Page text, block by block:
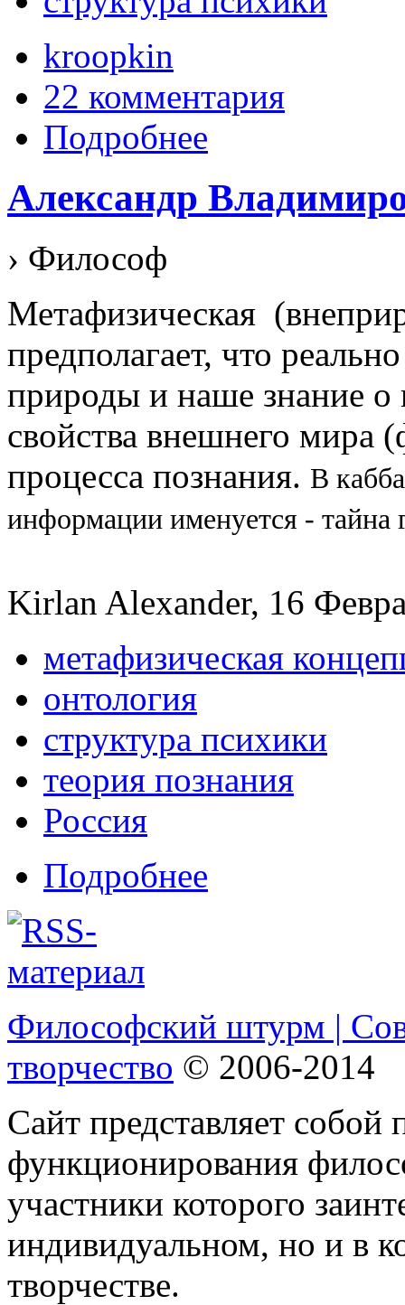
kroopkin
22 комментария
Подробнее
Александр
› Философ
Метафизическая
предполагает, что
природы и наше знание
свойства внешнего мира
процесса познания. В
информации именуется - тайна
Kirlan Alexander, 16
метафизическая
онтология
структура психики
теория познания
Россия
Подробнее
Философский штурм |
творчество © 2006-2014
Сайт представляет собой
функционирования
участники которого
индивидуальном, но и в
творчестве.